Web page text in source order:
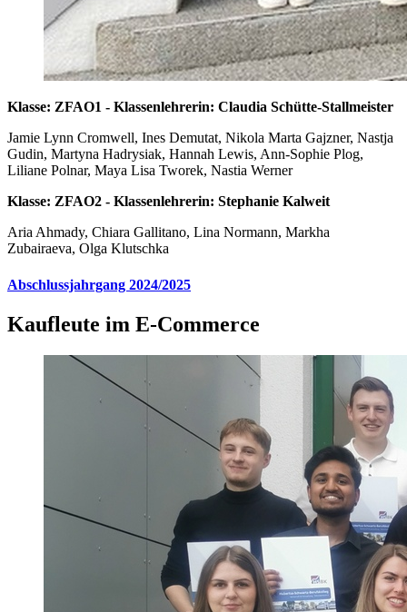
Klasse: ZFAO1 - Klassenlehrerin: Claudia Schütte-Stallmeister
Jamie Lynn Cromwell, Ines Demutat, Nikola Marta Gajzner, Nastja
Gudin, Martyna Hadrysiak, Hannah Lewis, Ann-Sophie Plog,
Liliane Polnar, Maya Lisa Tworek, Nastia Werner
Klasse: ZFAO2 - Klassenlehrerin: Stephanie Kalweit
Aria Ahmady, Chiara Gallitano, Lina Normann, Markha
Zubairaeva, Olga Klutschka
Abschlussjahrgang 2024/2025
Kaufleute im E-Commerce